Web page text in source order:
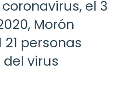
el 3
Morón
personas
virus